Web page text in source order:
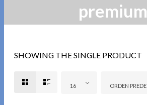
premium
SHOWING THE SINGLE PRODUCT
16